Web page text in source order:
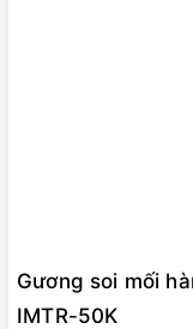
Gương soi mối
IMTR-50K